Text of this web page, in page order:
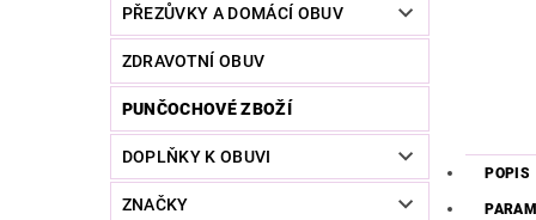
PŘEZŮVKY A DOMÁCÍ OBUV
ZDRAVOTNÍ OBUV
PUNČOCHOVÉ ZBOŽÍ
DOPLŇKY K OBUVI
ZNAČKY
POPIS